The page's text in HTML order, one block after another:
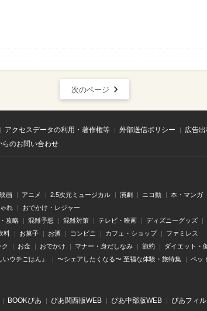
次のページ
アクセスデータの利用・著作権等 外部送信ポリシー
広告
のお問い合わせ
映画 アニメ 2.5次元ミュージカル 演劇 ニコ動 本・マンガ
れ おでかけ・レジャー
攻略 混雑予想 混雑対策 テレビ・映画 ディズニーグッズ
料 お菓子 お酒 コンビニ カフェ・ショップ ファミレス
お金 おでかけ マナー・身だしなみ 節約 ダイエット・
ウチごはん』 〜シェアしたくなる〜 至福な体験・旅特集 ペッ
BOOKぴあ ぴあ関⻄版WEB ぴあ中部版WEB ぴあフィ